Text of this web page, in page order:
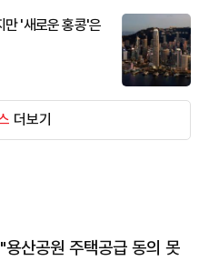
만 '새로운 홍콩'은
더보기
용산공원 주택공급 동의 못